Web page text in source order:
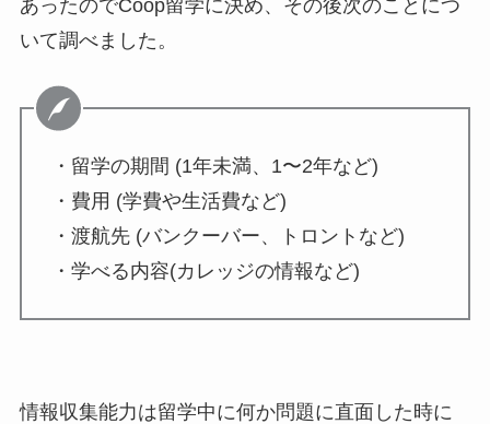
あったのでCoop留学に決め、その後次のことにつ
いて調べました。
・留学の期間 (1年未満、1〜2年など)
・費用 (学費や生活費など)
・渡航先 (バンクーバー、トロントなど)
・学べる内容(カレッジの情報など)
情報収集能力は留学中に何か問題に直面した時に